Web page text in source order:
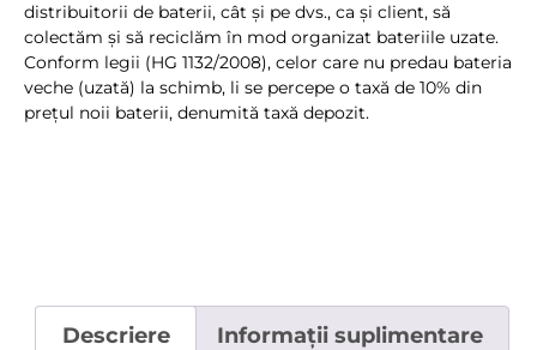
distribuitorii de baterii, cât şi pe dvs., ca şi client, să
colectăm şi să reciclăm în mod organizat bateriile uzate.
Conform legii (HG 1132/2008), celor care nu predau bateria
veche (uzată) la schimb, li se percepe o taxă de 10% din
preţul noii baterii, denumită taxă depozit.
Descriere Informații suplimentare